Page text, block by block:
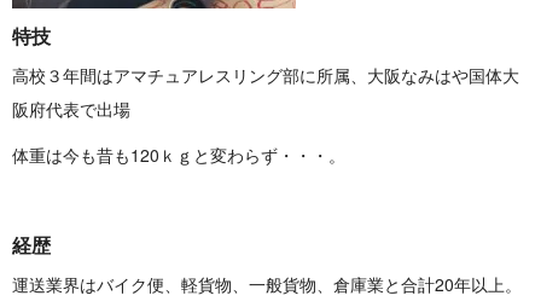
特 技
高校３年間はアマチュアレスリング部に所属、大阪なみはや国体大
阪府代 表 で 出 場
体重は今も昔も120ｋｇと変わらず ・ ・ ・ 。
経 歴
運送業界はバイク便、軽貨物、一般貨物、倉庫業と合計20 年 以 上 。